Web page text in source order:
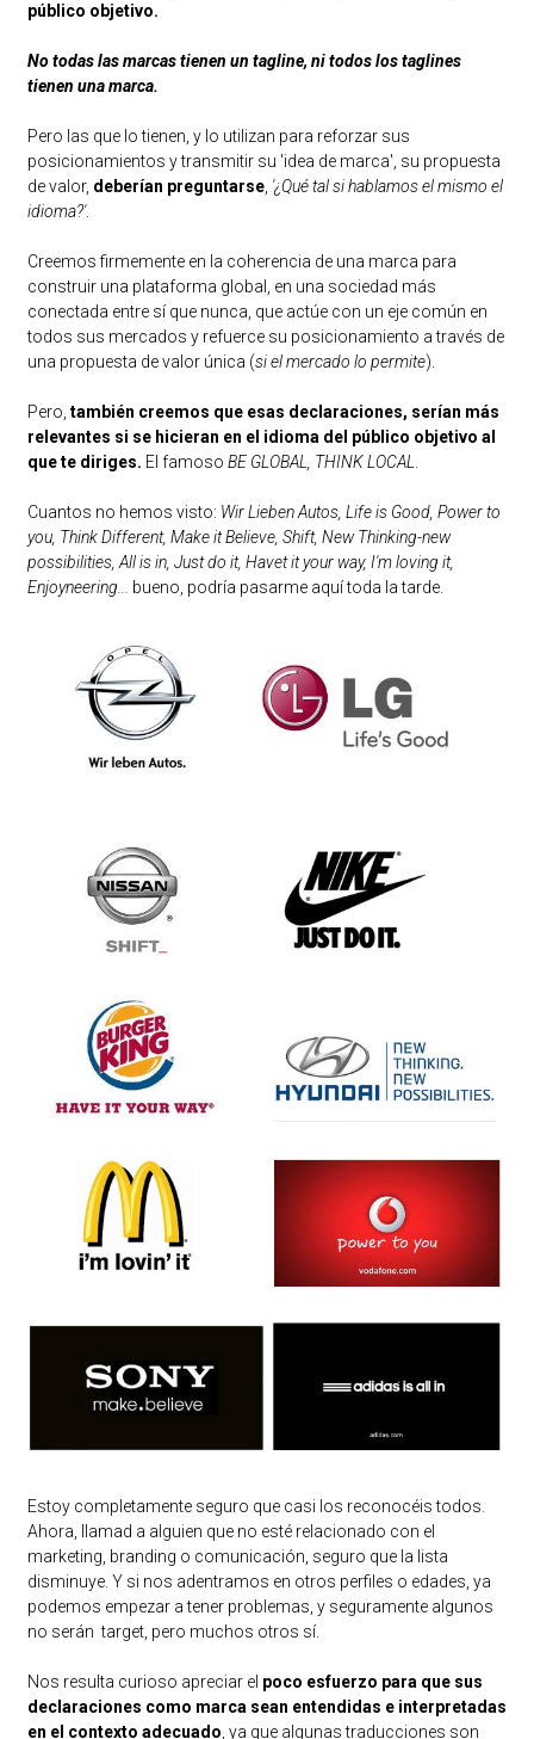
público objetivo.
No todas las marcas tienen un tagline, ni todos los taglines
tienen una marca.
Pero las que lo tienen, y lo utilizan para reforzar sus
posicionamientos y transmitir su 'idea de marca', su propuesta
de valor, deberían preguntarse, '¿Qué tal si hablamos el mismo el
idioma?'.
Creemos firmemente en la coherencia de una marca para
construir una plataforma global, en una sociedad más
conectada entre sí que nunca, que actúe con un eje común en
todos sus mercados y refuerce su posicionamiento a través de
una propuesta de valor única (si el mercado lo permite).
Pero, también creemos que esas declaraciones, serían más
relevantes si se hicieran en el idioma del público objetivo al
que te diriges. El famoso BE GLOBAL, THINK LOCAL.
Cuantos no hemos visto: Wir Lieben Autos, Life is Good, Power to
you, Think Different, Make it Believe, Shift, New Thinking-new
possibilities, All is in, Just do it, Havet it your way, I'm loving it,
Enjoyneering... bueno, podría pasarme aquí toda la tarde.
Estoy completamente seguro que casi los reconocéis todos.
Ahora, llamad a alguien que no esté relacionado con el
marketing, branding o comunicación, seguro que la lista
disminuye. Y si nos adentramos en otros perfiles o edades, ya
podemos empezar a tener problemas, y seguramente algunos
no serán target, pero muchos otros sí.
Nos resulta curioso apreciar el poco esfuerzo para que sus
declaraciones como marca sean entendidas e interpretadas
en el contexto adecuado , ya que algunas traducciones son